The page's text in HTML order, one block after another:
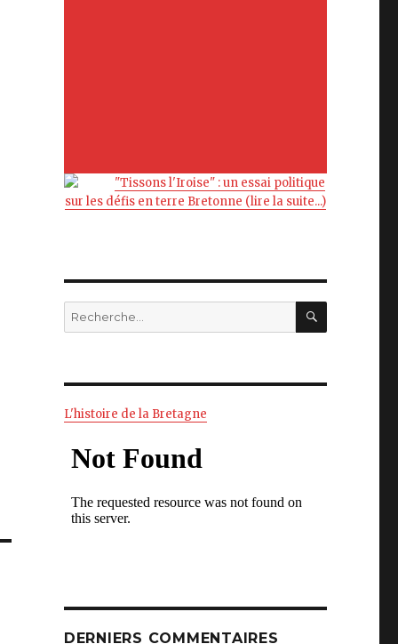
"Tissons l'Iroise" : un essai politique
sur les défis en terre Bretonne (lire la suite...)
Recherche
pour
L'histoire de la Bretagne
DERNIERS COMMENTAIRES